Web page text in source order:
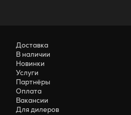
Доставка
В наличии
Новинки
Услуги
Партнёры
Оплата
Вакансии
Для дилеров